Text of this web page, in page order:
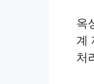
옥
계
처